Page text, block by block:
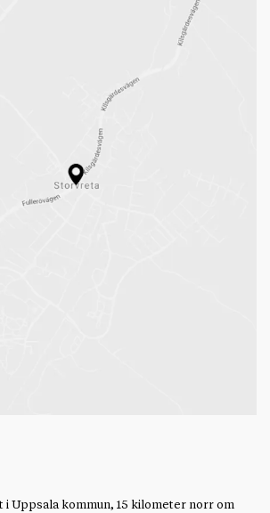
Uppsala kommun, 15 kilometer norr om